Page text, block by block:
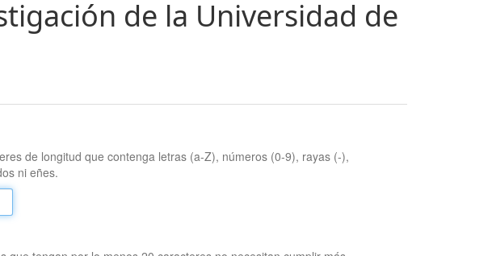
de la Universidad de
de longitud que contenga letras (a-Z), números (0-9), rayas (-),
ni eñes.